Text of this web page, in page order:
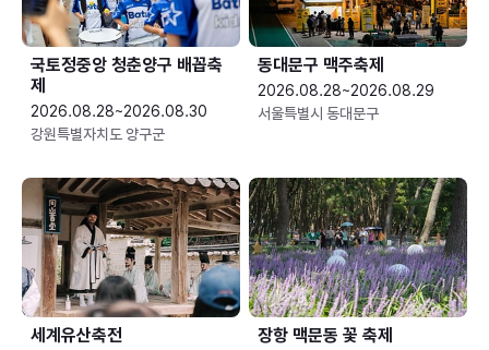
국토정중앙 청춘양구 배꼽축
제
2026.08.28~2026.08.30
강원특별자치도 양구군
동대문구 맥주축제
2026.08.28~2026.08.29
서울특별시 동대문구
세계유산축전 장항 맥문동 꽃 축제